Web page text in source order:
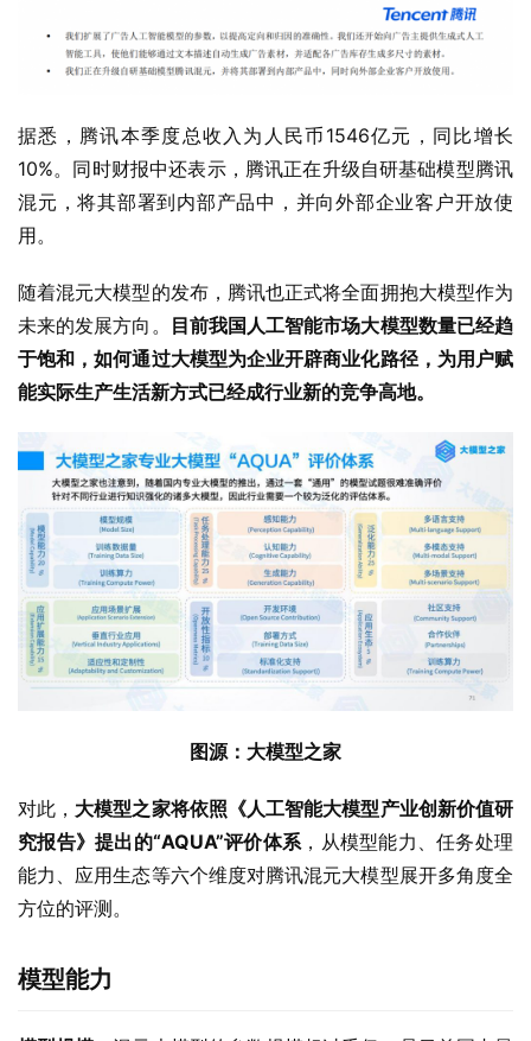
据悉，腾讯本季度总收入为人民币1546亿元，同比增长
10%。同时财报中还表示，腾讯正在升级自研基础模型腾讯
混元，将其部署到内部产品中，并向外部企业客户开放使
用。
随着混元大模型的发布，腾讯也正式将全面拥抱大模型作为
未来的发展方向。
目前我国人工智能市场大模型数量已经趋
于饱和，如何通过大模型为企业开辟商业化路径，为用户赋
能实际生产生活新方式已经成行业新的竞争高地。
图源：大模型之家
对此， 大模型之家将依照《人工智能大模型产业创新价值研
究报告》提出的“AQUA”评价体系，从模型能力、任务处理
能力、应用生态等六个维度对腾讯混元大模型展开多角度全
方位的评测。
模型能力